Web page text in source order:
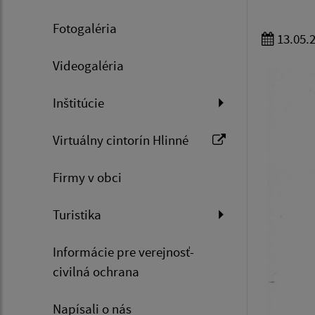
Fotogaléria
Videogaléria
Inštitúcie
Virtuálny cintorín Hlinné
Firmy v obci
Turistika
Informácie pre verejnosť-
civilná ochrana
Napísali o nás